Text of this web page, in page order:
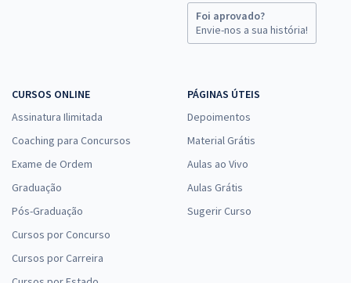
Foi aprovado?
Envie-nos a sua história!
CURSOS ONLINE
Assinatura Ilimitada
Coaching para Concursos
Exame de Ordem
Graduação
Pós-Graduação
Cursos por Concurso
Cursos por Carreira
PÁGINAS ÚTEIS
Depoimentos
Material Grátis
Aulas ao Vivo
Aulas Grátis
Sugerir Curso